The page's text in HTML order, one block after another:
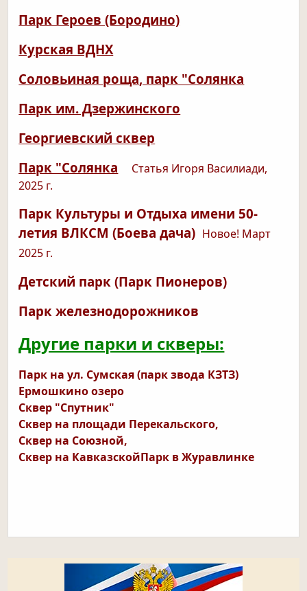
Парк Героев (Бородино)
Курская ВДНХ
Соловьиная роща, парк "Солянка
Парк им. Дзержинского
Георгиевский сквер
Парк "Солянка
Статья Игоря Василиади,
2025 г.
Парк Культуры и Отдыха имени 50-
летия ВЛКСМ (Боева дача) Новое! Март
2025 г.
Детский парк (Парк Пионеров)
Парк железнодорожников
Другие парки и скверы:
Парк на ул. Сумская (парк звода КЗТЗ)
Ермошкино озеро
Сквер "Спутник"
Сквер на площади Перекальского,
Сквер на Союзной,
Сквер на КавказскойПарк в Журавлинке